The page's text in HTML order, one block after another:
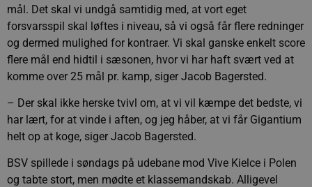
mål. Det skal vi undgå samtidig med, at vort eget
forsvarsspil skal løftes i niveau, så vi også får flere redninger
og dermed mulighed for kontraer. Vi skal ganske enkelt score
flere mål end hidtil i sæsonen, hvor vi har haft svært ved at
komme over 25 mål pr. kamp, siger Jacob Bagersted.
– Der skal ikke herske tvivl om, at vi vil kæmpe det bedste, vi
har lært, for at vinde i aften, og jeg håber, at vi får Gigantium
helt op at koge, siger Jacob Bagersted.
BSV spillede i søndags på udebane mod Vive Kielce i Polen
og tabte stort, men mødte et klassemandskab. Alligevel